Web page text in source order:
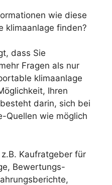
wie diese
klimaanlage finden?
dass Sie
Fragen als nur
klimaanlage
Ihren
darin, sich bei
Quellen wie möglich
Kaufratgeber für
Bewertungs-